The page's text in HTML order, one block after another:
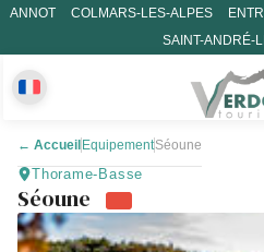
ANNOT COLMARS-LES-ALPES
SAINT-ANDRÉ-
← Accueil EquipementSéoune
Thorame-Basse
Séoune